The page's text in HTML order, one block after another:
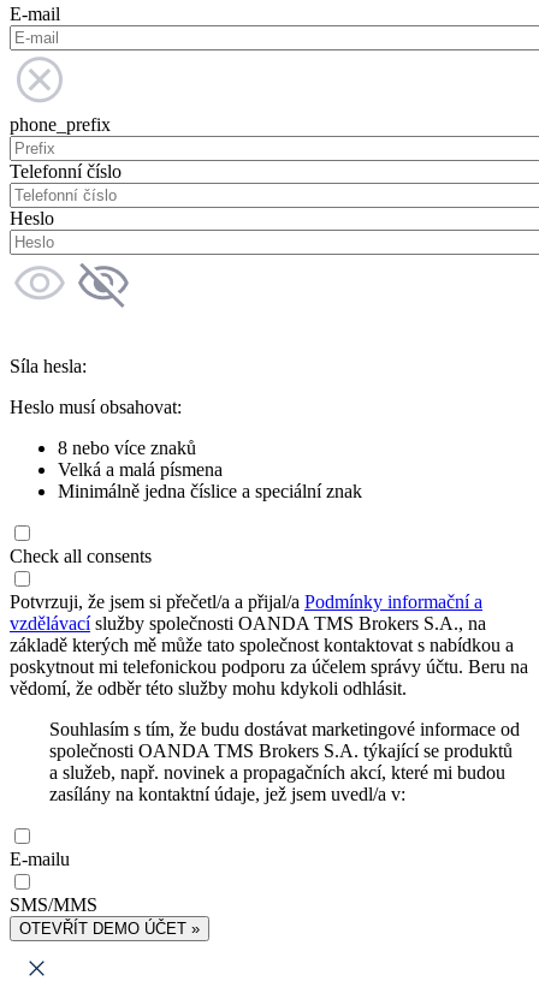
E-mail
phone_prefix
Telefonní číslo
Heslo
Síla hesla:
Heslo musí obsahovat:
8 nebo více znaků
Velká a malá písmena
Minimálně jedna číslice a speciální znak
Check all consents
Potvrzuji, že jsem si přečetl/a a přijal/a Podmínky informační a
vzdělávacíslužby společnosti OANDA TMS Brokers S.A., na
základě kterých mě může tato společnost kontaktovat s nabídkou a
poskytnout mi telefonickou podporu za účelem správy účtu. Beru na
vědomí, že odběr této služby mohu kdykoli odhlásit.
Souhlasím s tím, že budu dostávat marketingové informace od
společnosti OANDA TMS Brokers S.A. týkající se produktů
a služeb, např. novinek a propagačních akcí, které mi budou
zasílány na kontaktní údaje, jež jsem uvedl/a v:
E-mailu
SMS/MMS
OTEVŘÍT DEMO ÚČET »